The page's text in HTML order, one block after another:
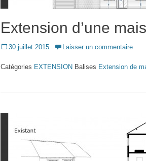
Extension d’une
Posted
30 juillet 2015 Laisser un commentaire
Catégories EXTENSION Balises Extension de